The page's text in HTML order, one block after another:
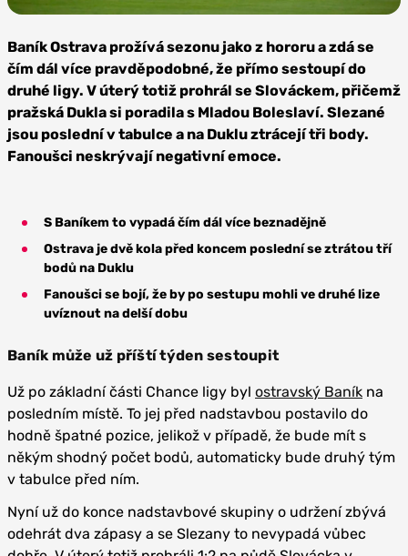
Profimedia
Baník Ostrava prožívá sezonu jako z hororu a zdá se
čím dál více pravděpodobné, že přímo sestoupí do
druhé ligy. V úterý totiž prohrál se Slováckem, přičemž
pražská Dukla si poradila s Mladou Boleslaví. Slezané
jsou poslední v tabulce a na Duklu ztrácejí tři body.
Fanoušci neskrývají negativní emoce.
S Baníkem to vypadá čím dál více beznadějně
Ostrava je dvě kola před koncem poslední se ztrátou tří
bodů na Duklu
Fanoušci se bojí, že by po sestupu mohli ve druhé lize
uvíznout na delší dobu
Baník může už příští týden sestoupit
Už po základní části Chance ligy byl ostravský Baník na
posledním místě. To jej před nadstavbou postavilo do
hodně špatné pozice, jelikož v případě, že bude mít s
někým shodný počet bodů, automaticky bude druhý tým
v tabulce před ním.
Nyní už do konce nadstavbové skupiny o udržení zbývá
odehrát dva zápasy a se Slezany to nevypadá vůbec